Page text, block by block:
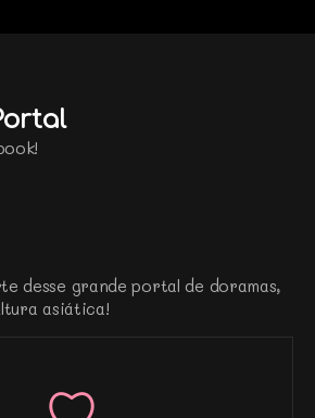
desse grande portal de doramas,
asiática!